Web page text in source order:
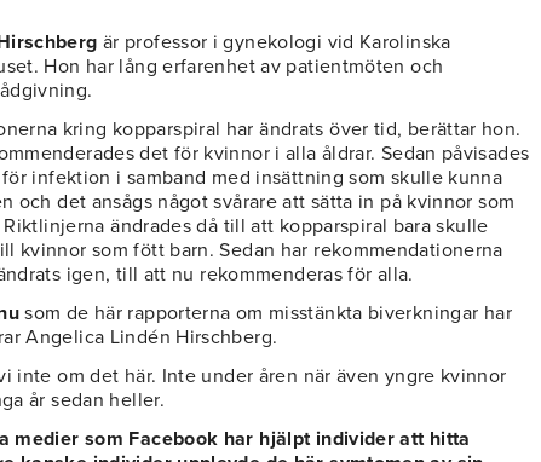
är professor i gynekologi vid Karolinska
Hon har lång erfarenhet av patientmöten och
kring kopparspiral har ändrats över tid, berättar hon.
det för kvinnor i alla åldrar. Sedan påvisades
infektion i samband med insättning som skulle kunna
och det ansågs något svårare att sätta in på kvinnor som
ändrades då till att kopparspiral bara skulle
kvinnor som fött barn. Sedan har rekommendationerna
igen, till att nu rekommenderas för alla.
som de här rapporterna om misstänkta biverkningar har
Angelica Lindén Hirschberg.
inte om det här. Inte under åren när även yngre kvinnor
år sedan heller.
medier som Facebook har hjälpt individer att hitta